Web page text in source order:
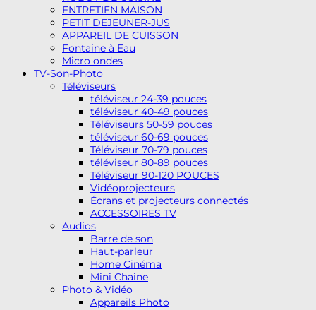
ENTRETIEN MAISON
PETIT DEJEUNER-JUS
APPAREIL DE CUISSON
Fontaine à Eau
Micro ondes
TV-Son-Photo
Téléviseurs
téléviseur 24-39 pouces
téléviseur 40-49 pouces
Téléviseurs 50-59 pouces
téléviseur 60-69 pouces
Téléviseur 70-79 pouces
téléviseur 80-89 pouces
Téléviseur 90-120 POUCES
Vidéoprojecteurs
Écrans et projecteurs connectés
ACCESSOIRES TV
Audios
Barre de son
Haut-parleur
Home Cinéma
Mini Chaine
Photo & Vidéo
Appareils Photo